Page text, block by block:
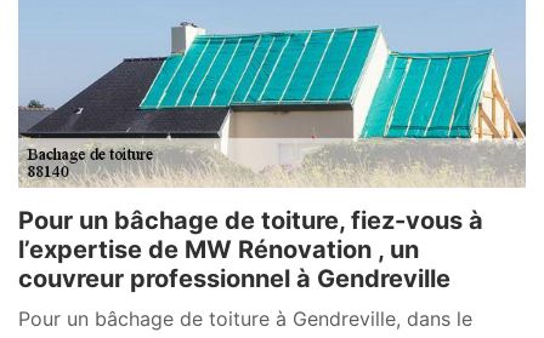
Pour un bâchage de toiture, fiez-vous à
l’expertise de MW Rénovation , un
couvreur professionnel à Gendreville
Pour un bâchage de toiture à Gendreville, dans le